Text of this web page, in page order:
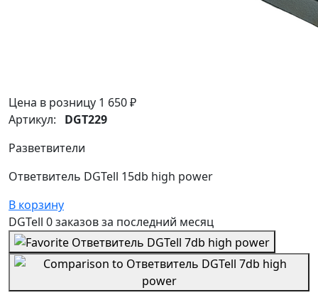
Цена в розницу 1 650 ₽
Артикул: DGT229
Разветвители
Ответвитель DGTell 15db high power
В корзину
DGTell 0 заказовза последний месяц